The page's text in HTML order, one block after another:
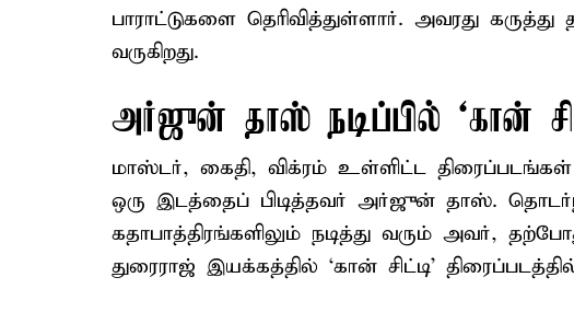
பாராட்டுகளை தெரிவித்துள்ளார். அவரது
வருகிறது.
அர்ஜுன் தாஸ் நடிப்பில் ‘கான்
மாஸ்டர், கைதி, விக்ரம் உள்ளிட்ட
ஒரு இடத்தைப் பிடித்தவர் அர்ஜுன் தாஸ்.
கதாபாத்திரங்களிலும் நடித்து வரும் அவர்,
துரைராஜ் இயக்கத்தில் ‘கான் சிட்டி’